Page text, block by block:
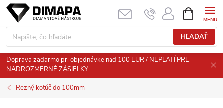
Prejsť
obsah
HĽADAŤ
KOŠÍK
Doprava zadarmo pri objednávke nad 100 EUR / NEPLATÍ PRE
NADROZMERNÉ ZÁSIELKY
Rezný kotúč do 100mm